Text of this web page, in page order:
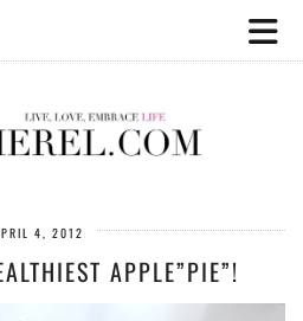
4, 2012
APPLE”PIE”!